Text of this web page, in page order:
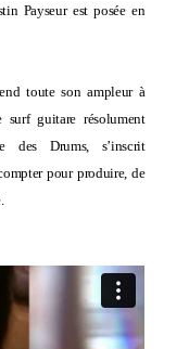
Payseur est posée en
toute son ampleur à
surf guitare résolument
des Drums, s’inscrit
pour produire, de